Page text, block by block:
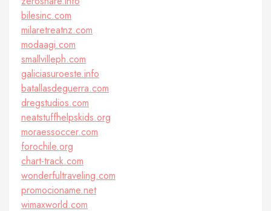
bilesinc.com
milaretreatnz.com
modaagi.com
smallvilleph.com
galiciasuroeste.info
batallasdeguerra.com
dregstudios.com
neatstuffhelpskids.org
moraessoccer.com
forochile.org
chart-track.com
wonderfultraveling.com
promocioname.net
wimaxworld.com